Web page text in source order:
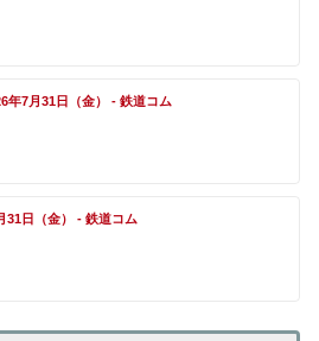
年7月31日（金） - 鉄道コム
31日（金） - 鉄道コム